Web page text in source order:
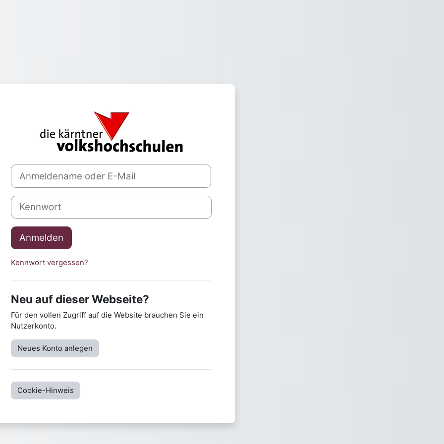
Anmelden bei 'eLearning Plattform der
Anmeldename oder E-Mail
Kennwort
Anmelden
Kennwort vergessen?
Neu auf dieser Webseite?
Für den vollen Zugriff auf die Website brauchen Sie ein
Nutzerkonto.
Neues Konto anlegen
Cookie-Hinweis